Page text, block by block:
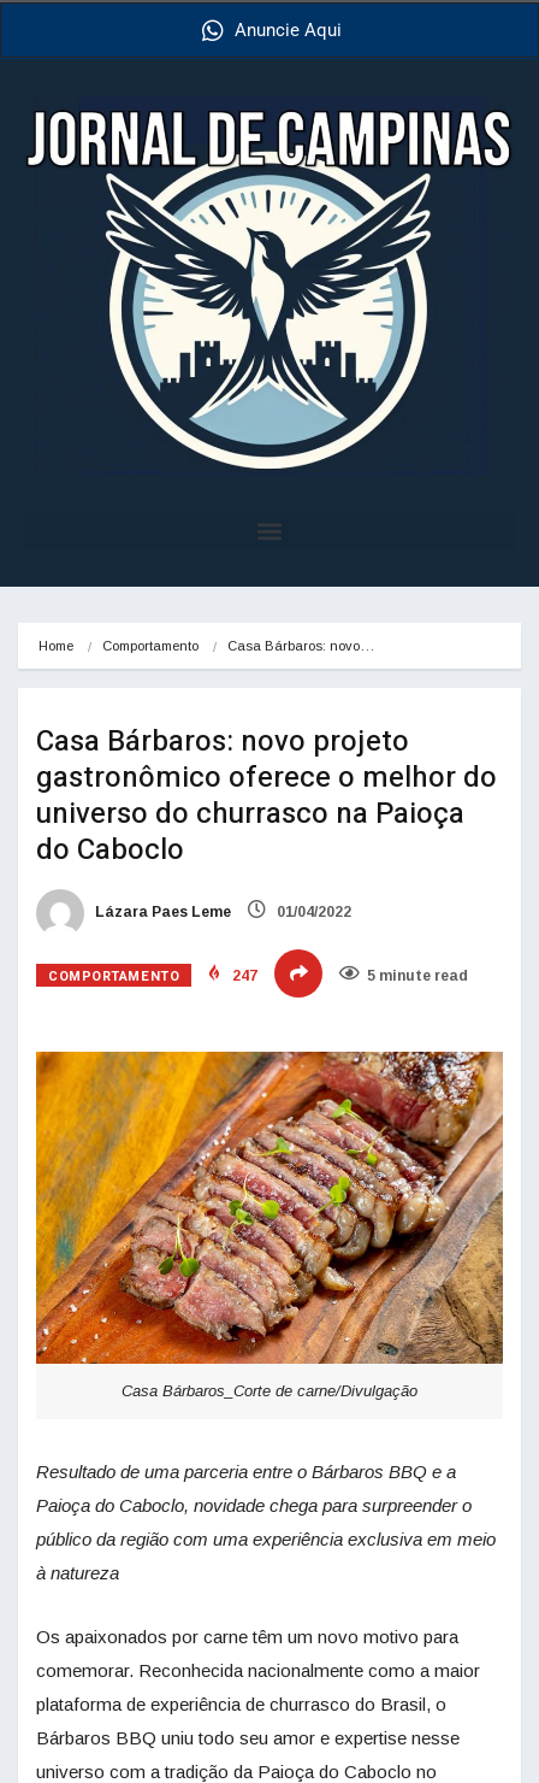
Anuncie Aqui
Home Comportamento Casa Bárbaros: novo…
Casa Bárbaros: novo projeto
gastronômico oferece o melhor do
universo do churrasco na Paioça
do Caboclo
Lázara Paes Leme 01/04/2022
COMPORTAMENTO 247 5 minute read
Casa Bárbaros_Corte de carne/Divulgação
Resultado de uma parceria entre o Bárbaros BBQ e a
Paioça do Caboclo, novidade chega para surpreender o
público da região com uma experiência exclusiva em meio
à natureza
Os apaixonados por carne têm um novo motivo para
comemorar. Reconhecida nacionalmente como a maior
plataforma de experiência de churrasco do Brasil, o
Bárbaros BBQ uniu todo seu amor e expertise nesse
universo com a tradição da Paioça do Caboclo no